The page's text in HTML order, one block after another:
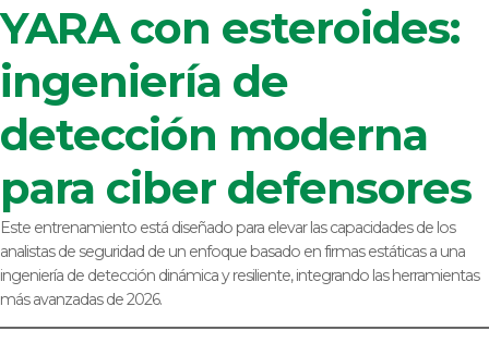
YARA con esteroides:
ingeniería de
detección moderna
para ciber defensores
Este entrenamiento está diseñado para elevar las capacidades de los
analistas de seguridad de un enfoque basado en firmas estáticas a una
ingeniería de detección dinámica y resiliente, integrando las herramientas
más avanzadas de 2026.